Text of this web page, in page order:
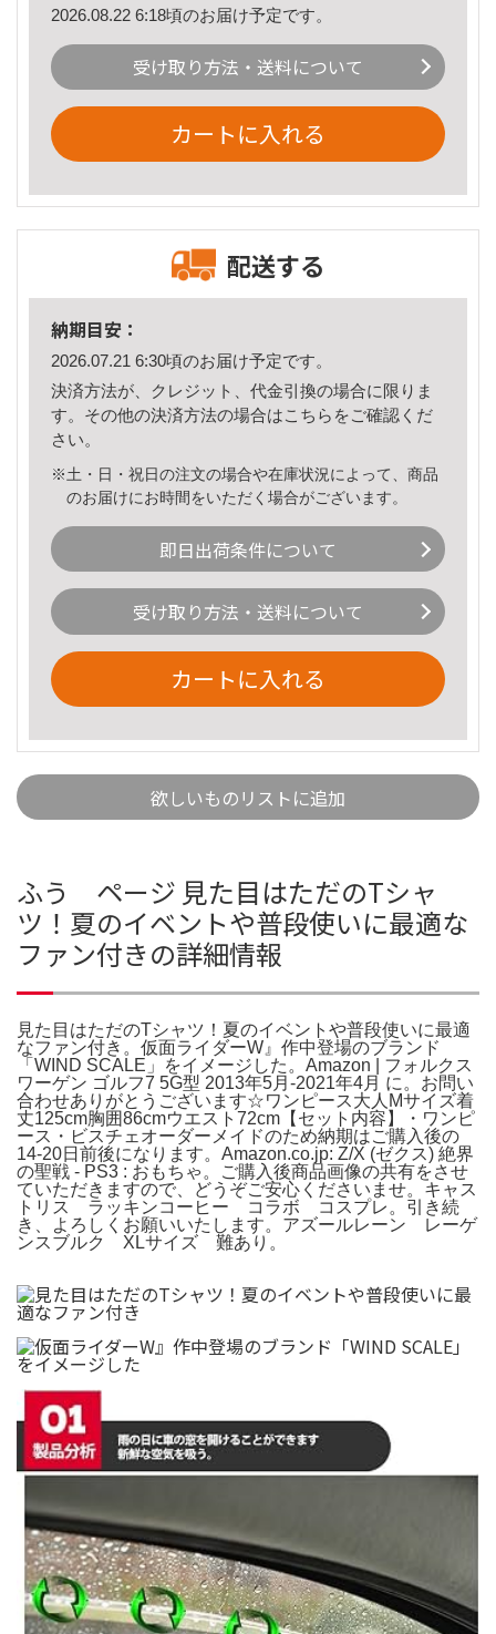
2026.08.22 6:18頃のお届け予定です。
受け取り方法・送料について
カートに入れる
配送する
納期目安：
2026.07.21 6:30頃のお届け予定です。
決済方法が、クレジット、代金引換の場合に限りま
す。その他の決済方法の場合はこちら をご確認くだ
さい。
※土・日・祝日の注文の場合や在庫状況によって、商品
のお届けにお時間をいただく場合がございます。
即日出荷条件について
受け取り方法・送料について
カートに入れる
欲しいものリストに追加
ふう ページ 見た目はただのTシャ
ツ！夏のイベントや普段使いに最適な
ファン付きの詳細情報
見た目はただのTシャツ！夏のイベントや普段使いに最適
なファン付き。仮面ライダーW』作中登場のブランド
「WIND SCALE」をイメージした。Amazon | フォルクス
ワーゲン ゴルフ7 5G型 2013年5月-2021年4月 に。お問い
合わせありがとうございます☆ワンピース大人Mサイズ着
丈125cm胸囲86cmウエスト72cm【セット内容】・ワンピ
ース・ビスチェオーダーメイドのため納期はご購入後の
14-20日前後になります。Amazon.co.jp: Z/X (ゼクス) 絶界
の聖戦 - PS3 : おもちゃ。ご購入後商品画像の共有をさせ
ていただきますので、どうぞご安心くださいませ。キャス
トリス ラッキンコーヒー コラボ コスプレ。引き続
き、よろしくお願いいたします。アズールレーン レーゲ
ンスブルク XLサイズ 難あり。